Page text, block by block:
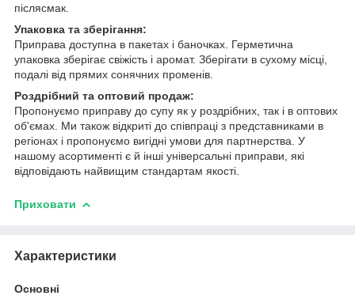
післясмак.
Упаковка та зберігання:
Приправа доступна в пакетах і баночках. Герметична
упаковка зберігає свіжість і аромат. Зберігати в сухому місці,
подалі від прямих сонячних променів.
Роздрібний та оптовий продаж:
Пропонуємо приправу до супу як у роздрібних, так і в оптових
об'ємах. Ми також відкриті до співпраці з представниками в
регіонах і пропонуємо вигідні умови для партнерства. У
нашому асортименті є й інші універсальні приправи, які
відповідають найвищим стандартам якості.
Приховати
Характеристики
Основні